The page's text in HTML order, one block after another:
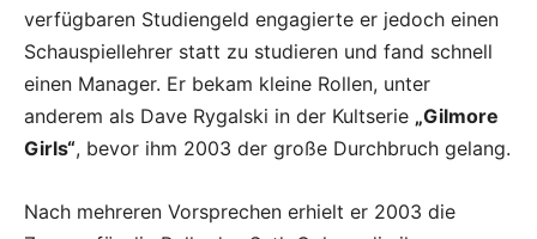
verfügbaren Studiengeld engagierte er jedoch einen
Schauspiellehrer statt zu studieren und fand schnell
einen Manager. Er bekam kleine Rollen, unter
anderem als Dave Rygalski in der Kultserie „Gilmore
Girls“, bevor ihm 2003 der große Durchbruch gelang.
Nach mehreren Vorsprechen erhielt er 2003 die